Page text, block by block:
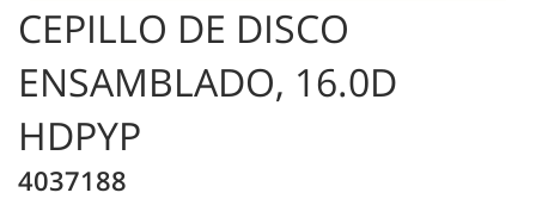
CEPILLO DE DISCO
ENSAMBLADO, 16.0D
HDPYP
4037188